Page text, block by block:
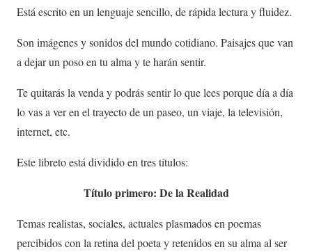
Está escrito en un lenguaje sencillo, de rápida lectura y fluidez.
Son imágenes y sonidos del mundo cotidiano. Paisajes que van
a dejar un poso en tu alma y te harán sentir.
Te quitarás la venda y podrás sentir lo que lees porque día a día
lo vas a ver en el trayecto de un paseo, un viaje, la televisión,
internet, etc.
Este libreto está dividido en tres títulos:
Título primero: De la Realidad
Temas realistas, sociales, actuales plasmados en poemas
percibidos con la retina del poeta y retenidos en su alma al ser